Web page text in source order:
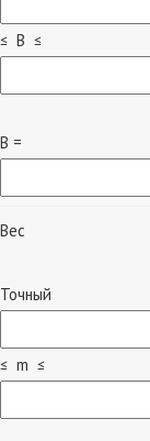
≤ B ≤
B =
Вес
Точный
≤ m ≤